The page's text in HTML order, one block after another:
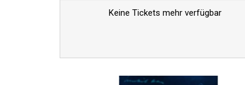
Keine Tickets mehr verfügbar